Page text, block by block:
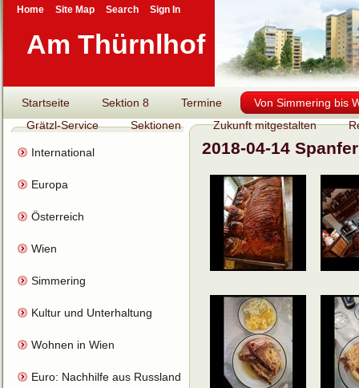
Am Thürnlhof
Startseite Sektion 8 Termine
Von Simmering bis
Grätzl-Service
Sektionen Zukunft mitgestalten
International
Europa
Österreich
Wien
Simmering
Kultur und Unterhaltung
Wohnen in Wien
Euro: Nachhilfe aus Russland für HC
2018-04-14
Home Site Map Search Sign In